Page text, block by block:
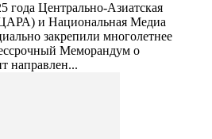
года Центрально-Азиатская
и Национальная Медиа
закрепили многолетнее
Меморандум о
направлен...